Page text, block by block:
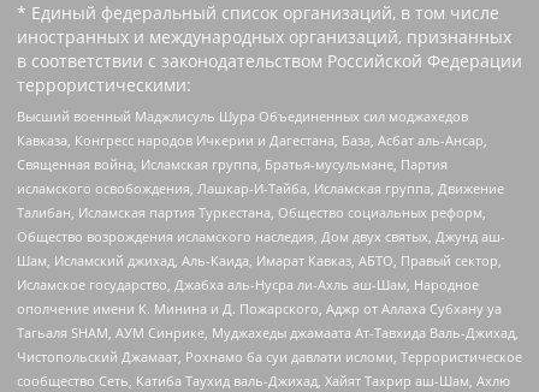
* Единый федеральный список организаций, в том числе
иностранных и международных организаций, признанных
в соответствии с законодательством Российской Федерации
террористическими:
Высший военный Маджлисуль Шура Объединенных сил моджахедов
Кавказа, Конгресс народов Ичкерии и Дагестана, База, Асбат аль-Ансар,
Священная война, Исламская группа, Братья-мусульмане, Партия
исламского освобождения, Лашкар-И-Тайба, Исламская группа, Движение
Талибан, Исламская партия Туркестана, Общество социальных реформ,
Общество возрождения исламского наследия, Дом двух святых, Джунд аш-
Шам, Исламский джихад, Аль-Каида, Имарат Кавказ, АБТО, Правый сектор,
Исламское государство, Джабха аль-Нусра ли-Ахль аш-Шам, Народное
ополчение имени К. Минина и Д. Пожарского, Аджр от Аллаха Субхану уа
Тагьаля SHAM, АУМ Синрике, Муджахеды джамаата Ат-Тавхида Валь-Джихад,
Чистопольский Джамаат, Рохнамо ба суи давлати исломи, Террористическое
сообщество Сеть, Катиба Таухид валь-Джихад, Хайят Тахрир аш-Шам, Ахлю